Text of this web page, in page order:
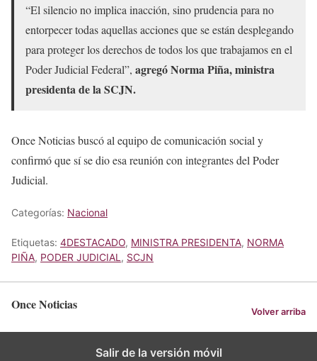
“El silencio no implica inacción, sino prudencia para no
entorpecer todas aquellas acciones que se están desplegando
para proteger los derechos de todos los que trabajamos en el
Poder Judicial Federal”, agregó Norma Piña, ministra
presidenta de la SCJN.
Once Noticias buscó al equipo de comunicación social y
confirmó que sí se dio esa reunión con integrantes del Poder
Judicial.
Categorías: Nacional
Etiquetas: 4DESTACADO, MINISTRA PRESIDENTA, NORMA
PIÑA, PODER JUDICIAL , SCJN
Once Noticias Volver arriba
Salir de la versión móvil